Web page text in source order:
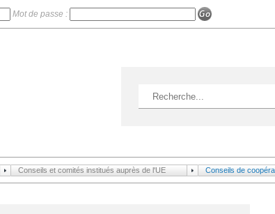
Mot de passe :
Conseils et comités institués auprès de l'UE Conseils de